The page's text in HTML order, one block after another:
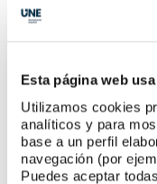
Esta página web
Utilizamos cookies
analíticos y para
base a un perfil
navegación (por
Puedes aceptar
Aporta directrices
establecer,
relacionados con la
así como en las
interesadas. El PNE-
organizaciones
está desarrollando en
Leer más